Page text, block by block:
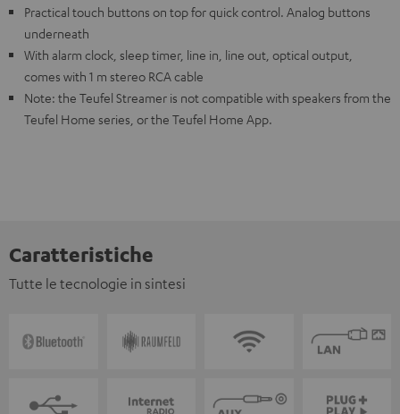
Practical touch buttons on top for quick control. Analog buttons
underneath
With alarm clock, sleep timer, line in, line out, optical output,
comes with 1 m stereo RCA cable
Note: the Teufel Streamer is not compatible with speakers from the
Teufel Home series, or the Teufel Home App.
Caratteristiche
Tutte le tecnologie in sintesi